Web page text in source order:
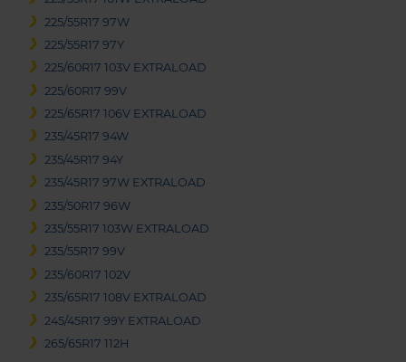
225/55R17 97W
225/55R17 97Y
225/60R17 103V EXTRALOAD
225/60R17 99V
225/65R17 106V EXTRALOAD
235/45R17 94W
235/45R17 94Y
235/45R17 97W EXTRALOAD
235/50R17 96W
235/55R17 103W EXTRALOAD
235/55R17 99V
235/60R17 102V
235/65R17 108V EXTRALOAD
245/45R17 99Y EXTRALOAD
265/65R17 112H